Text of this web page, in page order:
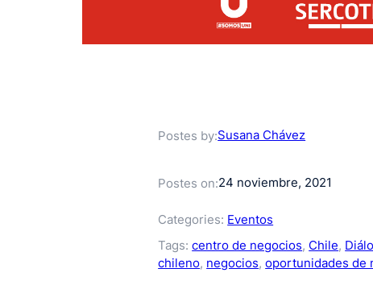
Postes by:Susana Chávez
Postes on:24 noviembre, 2021
Categories: Eventos
Tags:centro de negocios, Chile,
chileno, negocios, oportunidades de